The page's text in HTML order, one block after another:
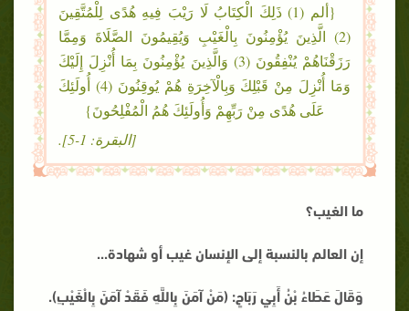
{ألم (1) ذَلِكَ الْكِتَابُ لَا رَيْبَ فِيهِ هُدًى لِلْمُتَّقِينَ
(2) الَّذِينَ يُؤْمِنُونَ بِالْغَيْبِ وَيُقِيمُونَ الصَّلَاةَ وَمِمَّا
رَزَقْنَاهُمْ يُنْفِقُونَ (3) وَالَّذِينَ يُؤْمِنُونَ بِمَا أُنْزِلَ إِلَيْكَ
وَمَا أُنْزِلَ مِنْ قَبْلِكَ وَبِالْآخِرَةِ هُمْ يُوقِنُونَ (4) أُولَئِكَ
عَلَى هُدًى مِنْ رَبِّهِمْ وَأُولَئِكَ هُمُ الْمُفْلِحُونَ}
[البقرة: 1-5].
ما الغيب؟
إن العالم بالنسبة إلى الإنسان غيب أو شهادة...
وَقَالَ عَطَاءُ بْنُ أَبِي رَبَاحٍ: (مَنْ آمَنَ بِاللَّهِ فَقَدْ آمَنَ بِالْغَيْبِ).